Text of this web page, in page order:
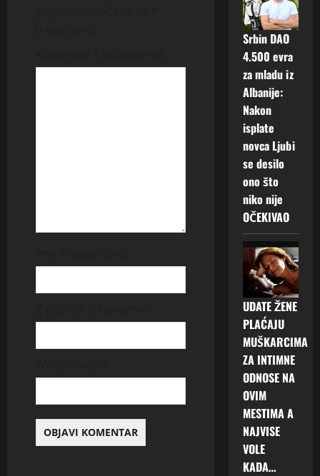
g
Srbin DAO
4.500 evra
za mladu iz
Albanije:
Nakon
isplate
novca Ljubi
se desilo
ono što
niko nije
OČEKIVAO
UDATE ŽENE
PLAĆAJU
MUŠKARCIMA
ZA INTIMNE
ODNOSE NA
OVIM
MESTIMA A
NAJVISE
VOLE
KADA…